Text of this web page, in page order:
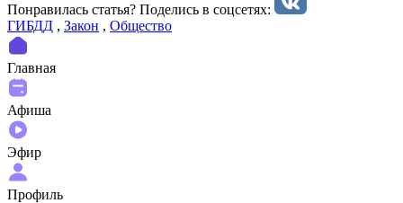
Понравилась статья? Поделиcь в соцсетях:
ГИБДД , Закон , Общество
Главная
Афиша
Эфир
Профиль